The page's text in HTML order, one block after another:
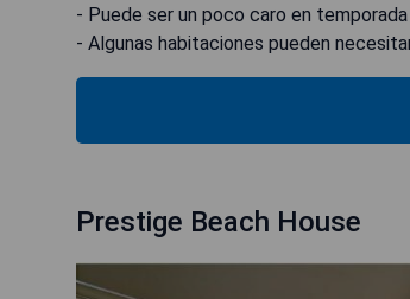
- Puede ser un poco caro en
- Algunas habitaciones pueden
Prestige Beach House